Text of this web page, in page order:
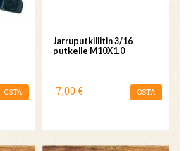
OSTA
Jarruputkiliitin 3/16
putkelle M10X1.0
7,00 € OSTA